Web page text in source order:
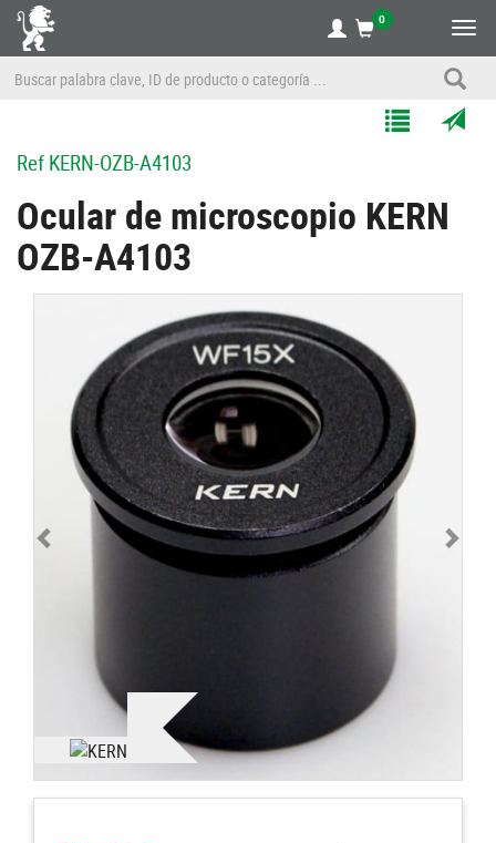
0
correo
a
Listas
RefKERN-OZB-A4103
Ocular de microscopio KERN
OZB-A4103